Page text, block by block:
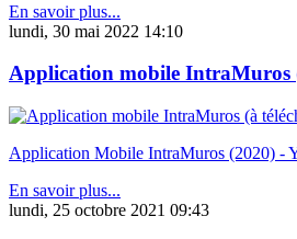
En savoir plus...
lundi, 30 mai 2022 14:10
Application mobile IntraMuros
Application Mobile IntraMuros (2020) -
En savoir plus...
lundi, 25 octobre 2021 09:43